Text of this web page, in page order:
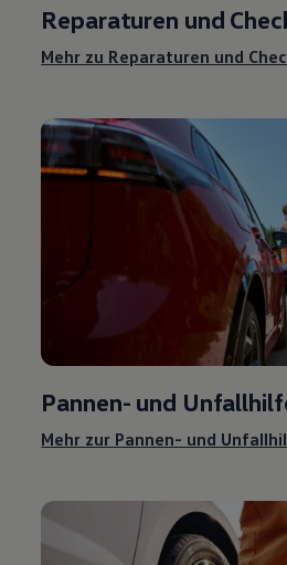
Reparaturen und
Mehr zu Reparaturen und
Pannen- und
Mehr zur Pannen- und